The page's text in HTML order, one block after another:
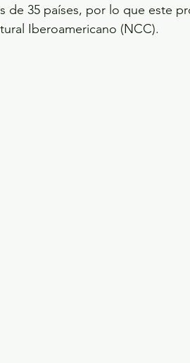
de 35 países, por lo que este
Iberoamericano (NCC).